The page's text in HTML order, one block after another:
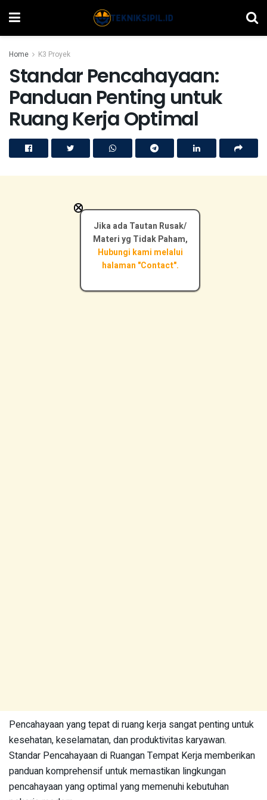
Home K3 Proyek
Standar Pencahayaan:
Panduan Penting untuk
Ruang Kerja Optimal
Pencahayaan yang tepat di ruang kerja sangat penting untuk
kesehatan, keselamatan, dan produktivitas karyawan.
Standar Pencahayaan di Ruangan Tempat Kerja memberikan
panduan komprehensif untuk memastikan lingkungan
pencahayaan yang optimal yang memenuhi kebutuhan
Jika ada Tautan Rusak/
Materi yg Tidak Paham,
Hubungi kami melalui
halaman "Contact".
×